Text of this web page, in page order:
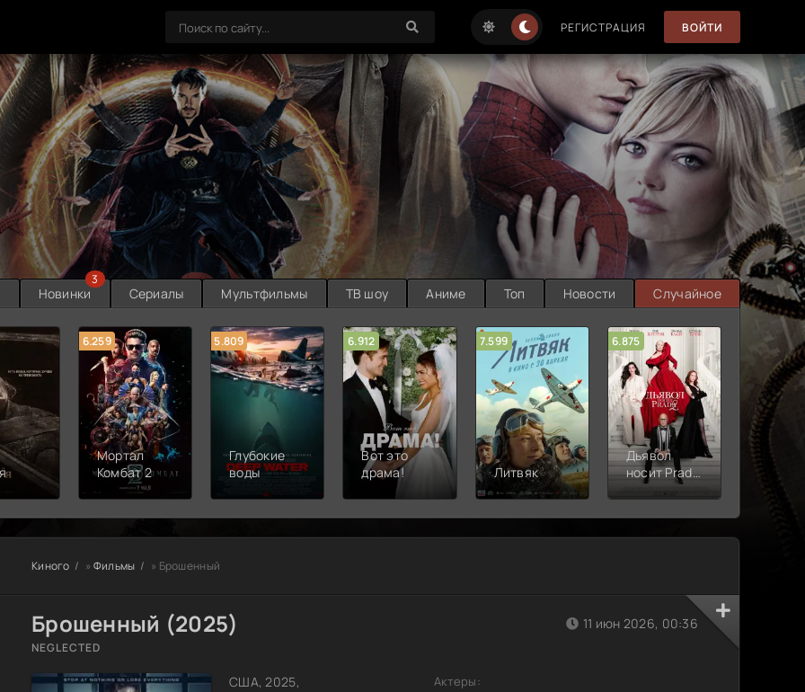
РЕГИСТРАЦИЯ ВОЙТИ
Новинки
3
Сериалы Мультфильмы ТВ шоу Аниме Топ Новости Случайное
6.259
Мортал
Комбат 2
5.809
Глубокие
воды
6.912
Вот это
драма!
7.599
Литвяк
6.875
Дьявол
носит Prada
2
6.314
Киного » Фильмы » Брошенный
Брошенный (2025)
NEGLECTED
США, 2025,
11 июн 2026, 00:36
Актеры: